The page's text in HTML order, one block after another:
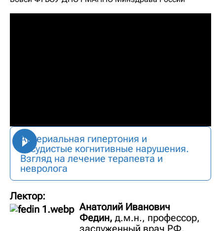
Артериальная гипертония и
сосудистые когнитивные нарушения.
Взгляд на лечение терапевта и
невролога
Лектор:
Анатолий Иванович
Федин, д.м.н., профессор,